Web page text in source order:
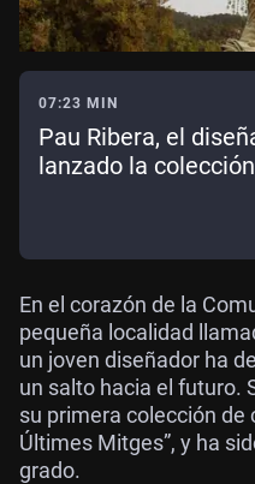
07:23 MIN
Pau Ribera, el
lanzado la
En el corazón de la
pequeña localidad
un joven diseñador ha
un salto hacia el futuro.
su primera colección de
Últimes Mitges”, y ha
grado.